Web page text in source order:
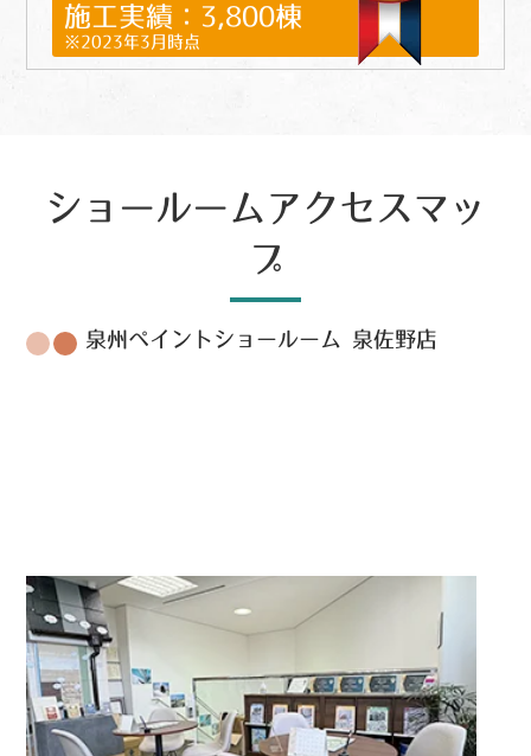
施工実績：3,800棟
※2023年3月時点
ショールームアクセスマッ
プ
泉州ペイントショールーム 泉佐野店